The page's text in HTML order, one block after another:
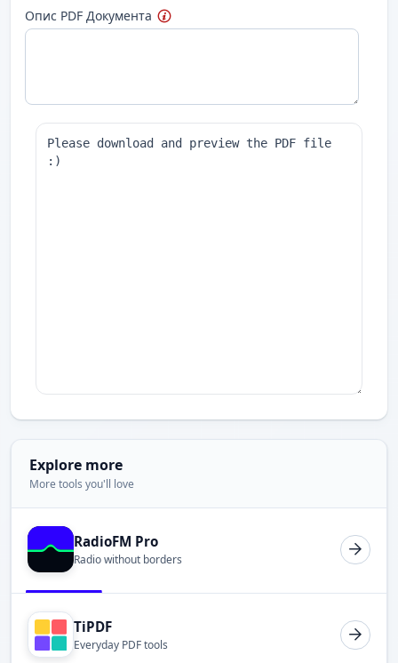
Опис PDF Документа
Explore more
More tools you'll love
RadioFM Pro
Radio without borders
TiPDF
Everyday PDF tools